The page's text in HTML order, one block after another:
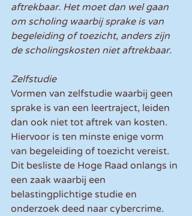
aftrekbaar. Het moet dan wel gaan
om scholing waarbij sprake is van
begeleiding of toezicht, anders zijn
de scholingskosten niet aftrekbaar.
Zelfstudie
Vormen van zelfstudie waarbij geen
sprake is van een leertraject, leiden
dan ook niet tot aftrek van kosten.
Hiervoor is ten minste enige vorm
van begeleiding of toezicht vereist.
Dit besliste de Hoge Raad onlangs in
een zaak waarbij een
belastingplichtige studie en
onderzoek deed naar cybercrime.